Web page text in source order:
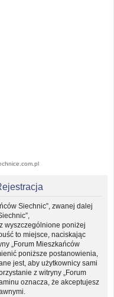
Siechnic”, zwanej dalej
wyszczególnione poniżej
to miejsce, naciskając
„Forum Mieszkańców
poniższe postanowienia,
jest, aby użytkownicy sami
z witryny „Forum
oznacza, że akceptujesz